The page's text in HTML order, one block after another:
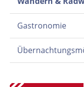
Gastronomie